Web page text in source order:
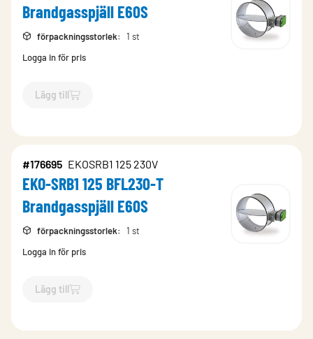
Brandgasspjäll E60S
förpackningsstorlek:
1 st
Logga in för pris
Lägg till
`$Lägg till
#176695 EKOSRB1 125 230V
EKO-SRB1 125 BFL230-T
Brandgasspjäll E60S
förpackningsstorlek:
1 st
Logga in för pris
Lägg till
`$Lägg till